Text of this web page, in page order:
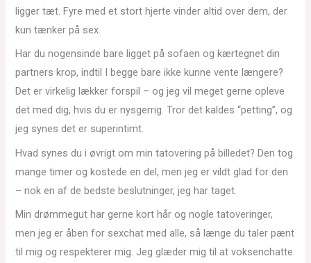
ligger tæt. Fyre med et stort hjerte vinder altid over dem, der
kun tænker på sex.
Har du nogensinde bare ligget på sofaen og kærtegnet din
partners krop, indtil I begge bare ikke kunne vente længere?
Det er virkelig lækker forspil – og jeg vil meget gerne opleve
det med dig, hvis du er nysgerrig. Tror det kaldes “petting”, og
jeg synes det er superintimt.
Hvad synes du i øvrigt om min tatovering på billedet? Den tog
mange timer og kostede en del, men jeg er vildt glad for den
– nok en af de bedste beslutninger, jeg har taget.
Min drømmegut har gerne kort hår og nogle tatoveringer,
men jeg er åben for sexchat med alle, så længe du taler pænt
til mig og respekterer mig. Jeg glæder mig til at voksenchatte